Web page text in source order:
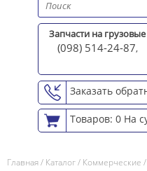
Запчасти на грузовые
(098) 514-24-87,
Заказать
Товаров: 0 На
Главная/ Каталог/ Коммерческие /